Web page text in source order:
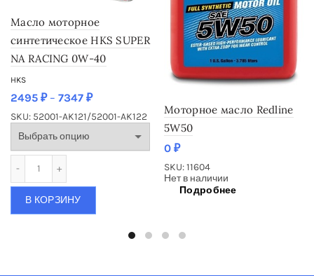
Масло моторное
синтетическое HKS SUPER
NA RACING 0W-40
HKS
2495 ₽– 7347 ₽
SKU: 52001-AK121/52001-AK122
Количество Масло моторное синтетическое HKS SUPER NA
В КОРЗИНУ
Моторное масло Redline
5W50
0 ₽
SKU: 11604
Нет в наличии
Подробнее